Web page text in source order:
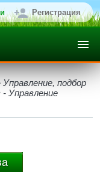
Регистрация
Управление, подбор
Управление